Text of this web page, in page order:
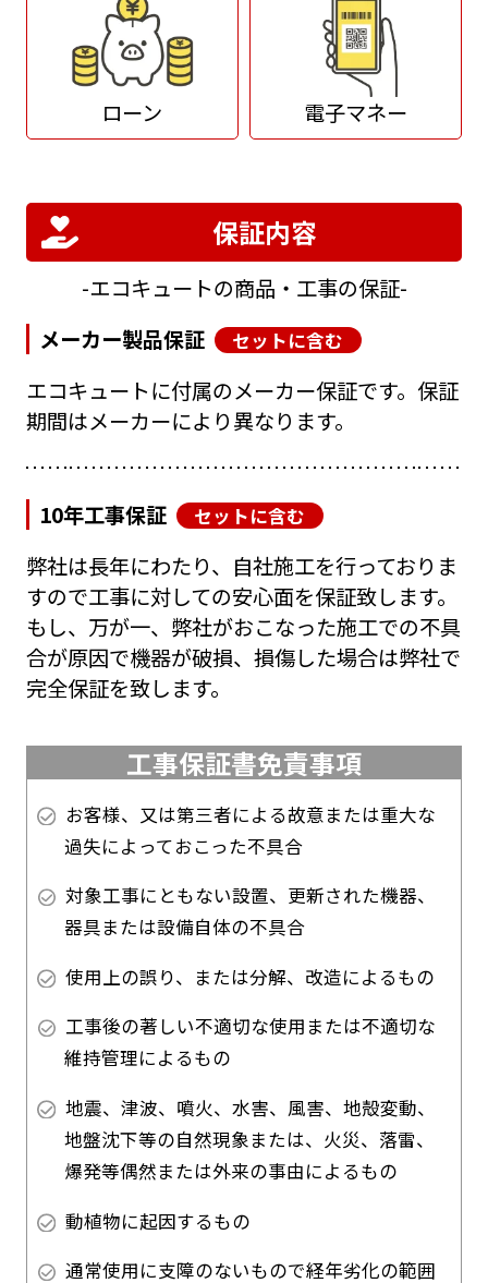
ローン 電子マネー
保証内容
エコキュートの商品・工事の保証
メーカー製品保証
セットに含む
エコキュートに付属のメーカー保証です。保証
期間はメーカーにより異なります。
10年工事保証 セットに含む
弊社は長年にわたり、自社施工を行っておりま
すので工事に対しての安心面を保証致します。
もし、万が一、弊社がおこなった施工での不具
合が原因で機器が破損、損傷した場合は弊社で
完全保証を致します。
工事保証書免責事項
お客様、又は第三者による故意または重大な
過失によっておこった不具合
対象工事にともない設置、更新された機器、
器具または設備自体の不具合
使用上の誤り、または分解、改造によるもの
工事後の著しい不適切な使用または不適切な
維持管理によるもの
地震、津波、噴火、水害、風害、地殻変動、
地盤沈下等の自然現象または、火災、落雷、
爆発等偶然または外来の事由によるもの
動植物に起因するもの
通常使用に支障のないもので経年劣化の範囲